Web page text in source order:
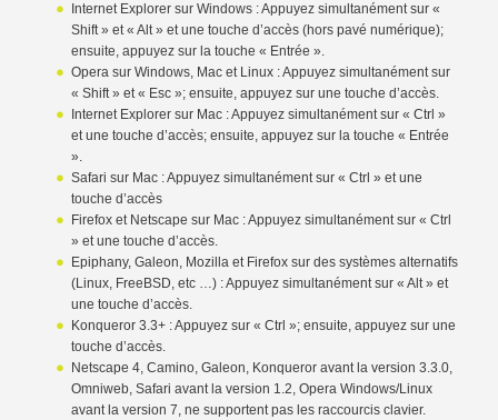
Internet Explorer sur Windows : Appuyez simultanément sur «
Shift » et « Alt » et une touche d’accès (hors pavé numérique);
ensuite, appuyez sur la touche « Entrée ».
Opera sur Windows, Mac et Linux : Appuyez simultanément sur
« Shift » et « Esc »; ensuite, appuyez sur une touche d’accès.
Internet Explorer sur Mac : Appuyez simultanément sur « Ctrl »
et une touche d’accès; ensuite, appuyez sur la touche « Entrée
».
Safari sur Mac : Appuyez simultanément sur « Ctrl » et une
touche d’accès
Firefox et Netscape sur Mac : Appuyez simultanément sur « Ctrl
» et une touche d’accès.
Epiphany, Galeon, Mozilla et Firefox sur des systèmes alternatifs
(Linux, FreeBSD, etc …) : Appuyez simultanément sur « Alt » et
une touche d’accès.
Konqueror 3.3+ : Appuyez sur « Ctrl »; ensuite, appuyez sur une
touche d’accès.
Netscape 4, Camino, Galeon, Konqueror avant la version 3.3.0,
Omniweb, Safari avant la version 1.2, Opera Windows/Linux
avant la version 7, ne supportent pas les raccourcis clavier.